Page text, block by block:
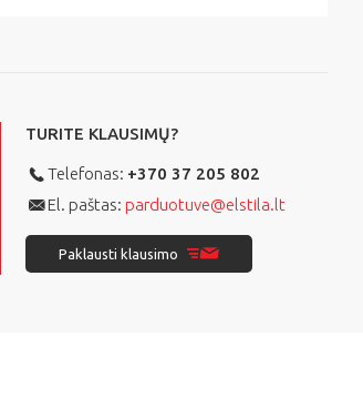
TURITE KLAUSIMŲ?
Telefonas: +370 37 205 802
El. paštas: parduotuve@elstila.lt
Paklausti klausimo